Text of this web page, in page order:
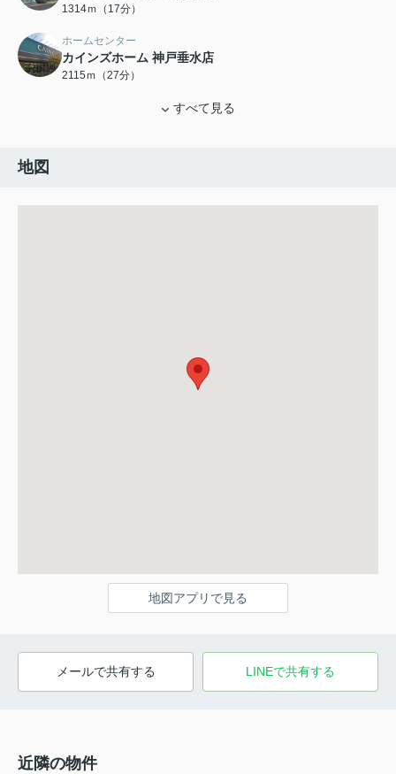
1314ｍ（17分）
ホームセンター
カインズホーム 神戸垂水店
2115ｍ（27分）
すべて見る
地図
地図アプリで見る
メールで共有する LINEで共有する
近隣の物件